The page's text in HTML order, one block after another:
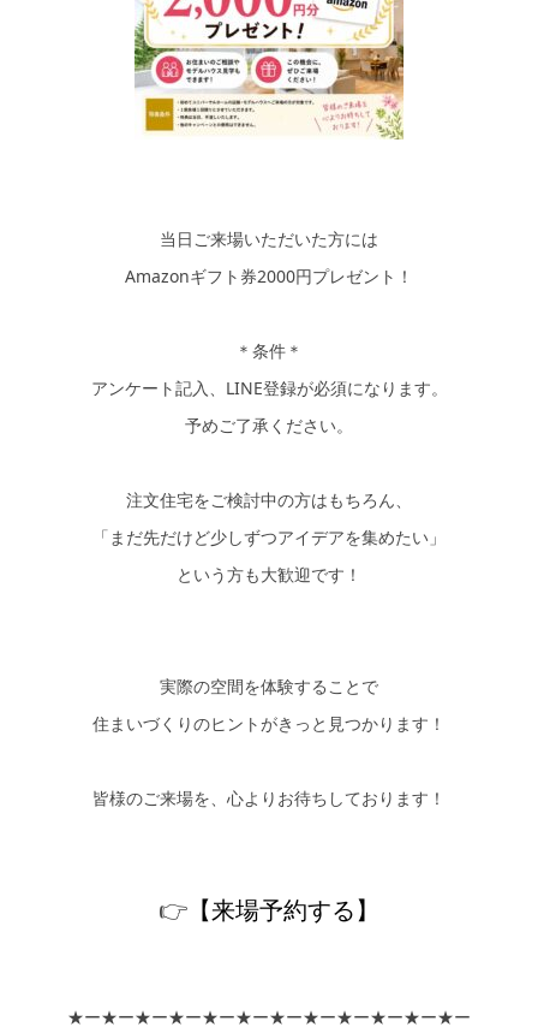
当日ご来場いただいた方には
Amazonギフト券2000円プレゼント！
＊条件＊
アンケート記入、LINE登録が必須になります。
予めご了承ください。
注文住宅をご検討中の方はもちろん、
「まだ先だけど少しずつアイデアを集めたい」
という方も大歓迎です！
実際の空間を体験することで
住まいづくりのヒントがきっと見つかります！
皆様のご来場を、心よりお待ちしております！
👉 【来場予約する】
★ー★ー★ー★ー★ー★ー★ー★ー★ー★ー★ー★ー